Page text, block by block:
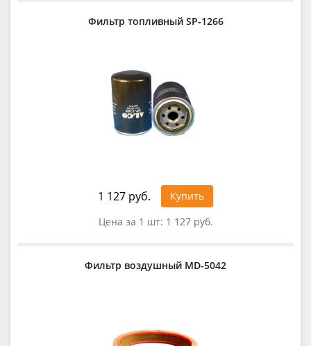
Фильтр топливный SP-1266
1 127 руб.
Купить
Цена за 1 шт: 1 127 руб.
Фильтр воздушный MD-5042